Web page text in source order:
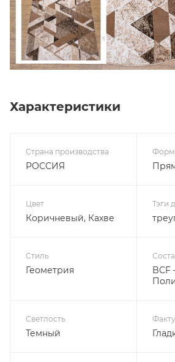
Характеристики
Страна производства
РОССИЯ
Цвет
Коричневый, Кахве
Тэги
Стиль
Геометрия
Светлость
Темный